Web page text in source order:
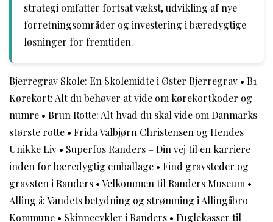
strategi omfatter fortsat vækst, udvikling af nye
forretningsområder og investering i bæredygtige
løsninger for fremtiden.
Bjerregrav Skole: En Skolemidte i Øster Bjerregrav • B1
Kørekort: Alt du behøver at vide om kørekortkoder og -
numre • Brun Rotte: Alt hvad du skal vide om Danmarks
største rotte • Frida Valbjørn Christensen og Hendes
Unikke Liv • Superfos Randers – Din vej til en karriere
inden for bæredygtig emballage • Find gravsteder og
gravsten i Randers •Velkommen til Randers Museum •
Alling å: Vandets betydning og strømning i Allingåbro
Kommune • Skinnecykler i Randers • Fuglekasser til